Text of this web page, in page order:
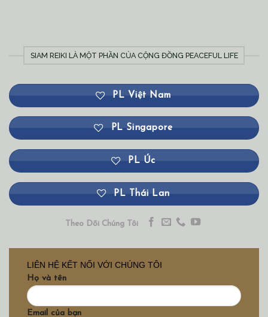
SIAM REIKI LÀ MỘT PHẦN CỦA CỘNG ĐỒNG PEACEFUL LIFE
PL Việt Nam
PL Singapore
PL Úc
PL Thái Lan
Theo Dõi Chúng Tôi
LIÊN HỆ KẾT NỐI VỚI CHÚNG TÔI
Họ và tên
Email của bạn